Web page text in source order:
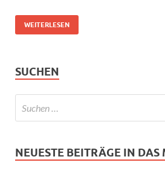
WEITERLESEN
SUCHEN
NEUESTE BEITRÄGE IN DAS